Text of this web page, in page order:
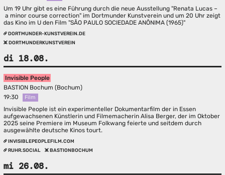
Um 19 Uhr gibt es eine Führung durch die neue Ausstellung "Renata Lucas –
a minor course correction" im Dortmunder Kunstverein und um 20 Uhr zeigt
das Kino im U den Film "SÃO PAULO SOCIEDADE ANÔNIMA (1965)"
DORTMUNDER-KUNSTVEREIN.DE
DORTMUNDERKUNSTVEREIN
di 18.08.
Invisible People
BASTION Bochum (Bochum)
19:30
Film
Invisible People ist ein experimenteller Dokumentarfilm der in Essen
aufgewachsenen Künstlerin und Filmemacherin Alisa Berger, der im Oktober
2025 seine Premiere im Museum Folkwang feierte und seitdem durch
ausgewählte deutsche Kinos tourt.
INVISIBLEPEOPLEFILM.COM
RUHR.SOCIAL
BASTIONBOCHUM
mi 26.08.